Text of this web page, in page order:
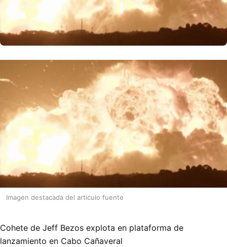
Imagen destacada del articulo fuente
Cohete de Jeff Bezos explota en plataforma de
lanzamiento en Cabo Cañaveral